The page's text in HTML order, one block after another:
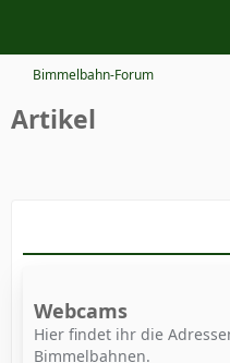
Bimmelbahn-Forum
Artikel
Webcams
Hier findet ihr die
Bimmelbahnen.